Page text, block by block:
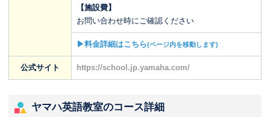
【施設費】
お問い合わせ時にご確認ください
▶料金詳細はこちら(ページ内を移動します)
公式サイト https://school.jp.yamaha.com/
ヤマハ英語教室のコース詳細